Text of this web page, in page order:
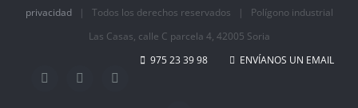
privacidad| Todos los derechos reservados | Polígono industrial
Las Casas, calle C parcela 4, 42005 Soria
975 23 39 98
ENVÍANOS UN EMAIL
FacebookInstagram
X